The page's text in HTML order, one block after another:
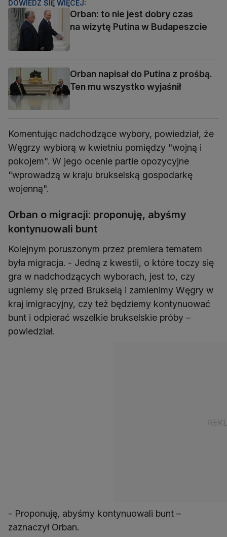
DOWIEDZ SIĘ WIĘCEJ:
Orban: to nie jest dobry czas
na wizytę Putina w Budapeszcie
Orban napisał do Putina z prośbą.
Ten mu wszystko wyjaśnił
Komentując nadchodzące wybory, powiedział, że
Węgrzy wybiorą w kwietniu pomiędzy "wojną i
pokojem". W jego ocenie partie opozycyjne
"wprowadzą w kraju brukselską gospodarkę
wojenną".
Orban o migracji: proponuję, abyśmy
kontynuowali bunt
Kolejnym poruszonym przez premiera tematem
była migracja. - Jedną z kwestii, o które toczy się
gra w nadchodzących wyborach, jest to, czy
ugniemy się przed Brukselą i zamienimy Węgry w
kraj imigracyjny, czy też będziemy kontynuować
bunt i odpierać wszelkie brukselskie próby –
powiedział.
- Proponuję, abyśmy kontynuowali bunt –
zaznaczył Orban.